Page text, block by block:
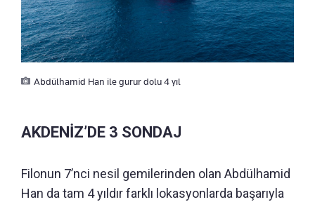
Abdülhamid Han ile gurur dolu 4 yıl
AKDENİZ’DE 3 SONDAJ
Filonun 7’nci nesil gemilerinden olan Abdülhamid
Han da tam 4 yıldır farklı lokasyonlarda başarıyla